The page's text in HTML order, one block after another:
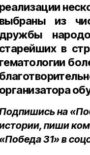
реализации
выбраны из
дружбы
старейших в
гематологии
организатора
на
пиши
«Победа 31» в